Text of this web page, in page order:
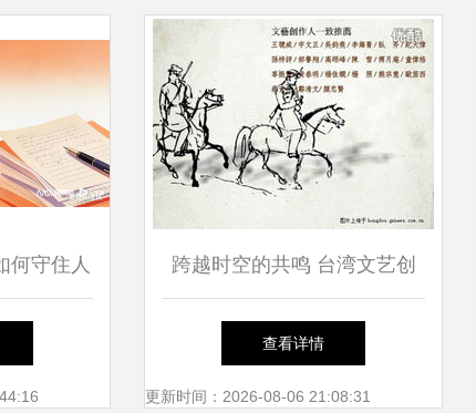
何守住人
新使命
跨越时空的共鸣 台湾文艺创
作者为何力荐莱蒙托夫《当代
英雄》
查看详情
更新时间：2026-08-06 21:08:31